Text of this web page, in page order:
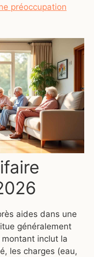
préoccupation
aides dans une
généralement
montant inclut la
les charges (eau,